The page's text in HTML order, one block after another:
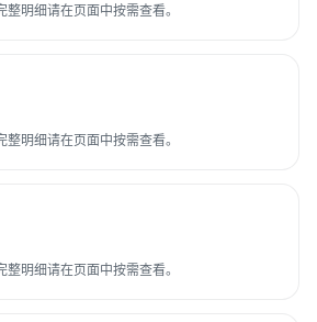
明细请在页面中按需查看。
明细请在页面中按需查看。
明细请在页面中按需查看。